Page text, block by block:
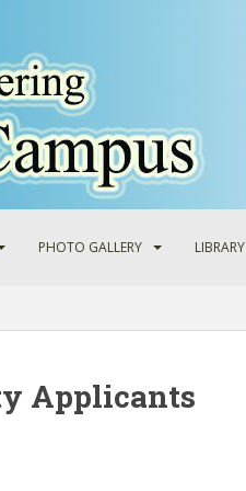
PHOTO GALLERY LIBRARY
Applicants